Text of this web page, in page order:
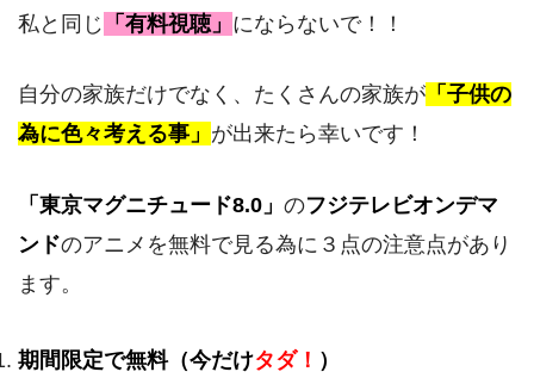
私と同じ 「有料視聴」 にならないで！！
自分の家族だけでなく、たくさんの家族が 「子供の
為に色々考える事」 が出来たら幸いです！
「東京マグニチュード8.0」 のフジテレビオンデマ
ンドのアニメを無料で見る為に３点の注意点があり
ます。
期間限定で無料（今だけタダ！ ）